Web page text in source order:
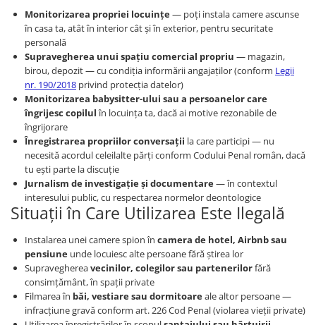
Monitorizarea propriei locuințe— poți instala camere ascunse
în casa ta, atât în interior cât și în exterior, pentru securitate
personală
Supravegherea unui spațiu comercial propriu — magazin,
birou, depozit — cu condiția informării angajaților (conform Legii
nr. 190/2018 privind protecția datelor)
Monitorizarea babysitter-ului sau a persoanelor care
îngrijesc copilulîn locuința ta, dacă ai motive rezonabile de
îngrijorare
Înregistrarea propriilor conversații la care participi — nu
necesită acordul celeilalte părți conform Codului Penal român, dacă
tu ești parte la discuție
Jurnalism de investigație și documentare— în contextul
interesului public, cu respectarea normelor deontologice
Situații în Care Utilizarea Este Ilegală
Instalarea unei camere spion în camera de hotel, Airbnb sau
pensiune unde locuiesc alte persoane fără știrea lor
Supraveghereavecinilor, colegilor sau partenerilorfără
consimțământ, în spații private
Filmarea în băi, vestiare sau dormitoareale altor persoane —
infracțiune gravă conform art. 226 Cod Penal (violarea vieții private)